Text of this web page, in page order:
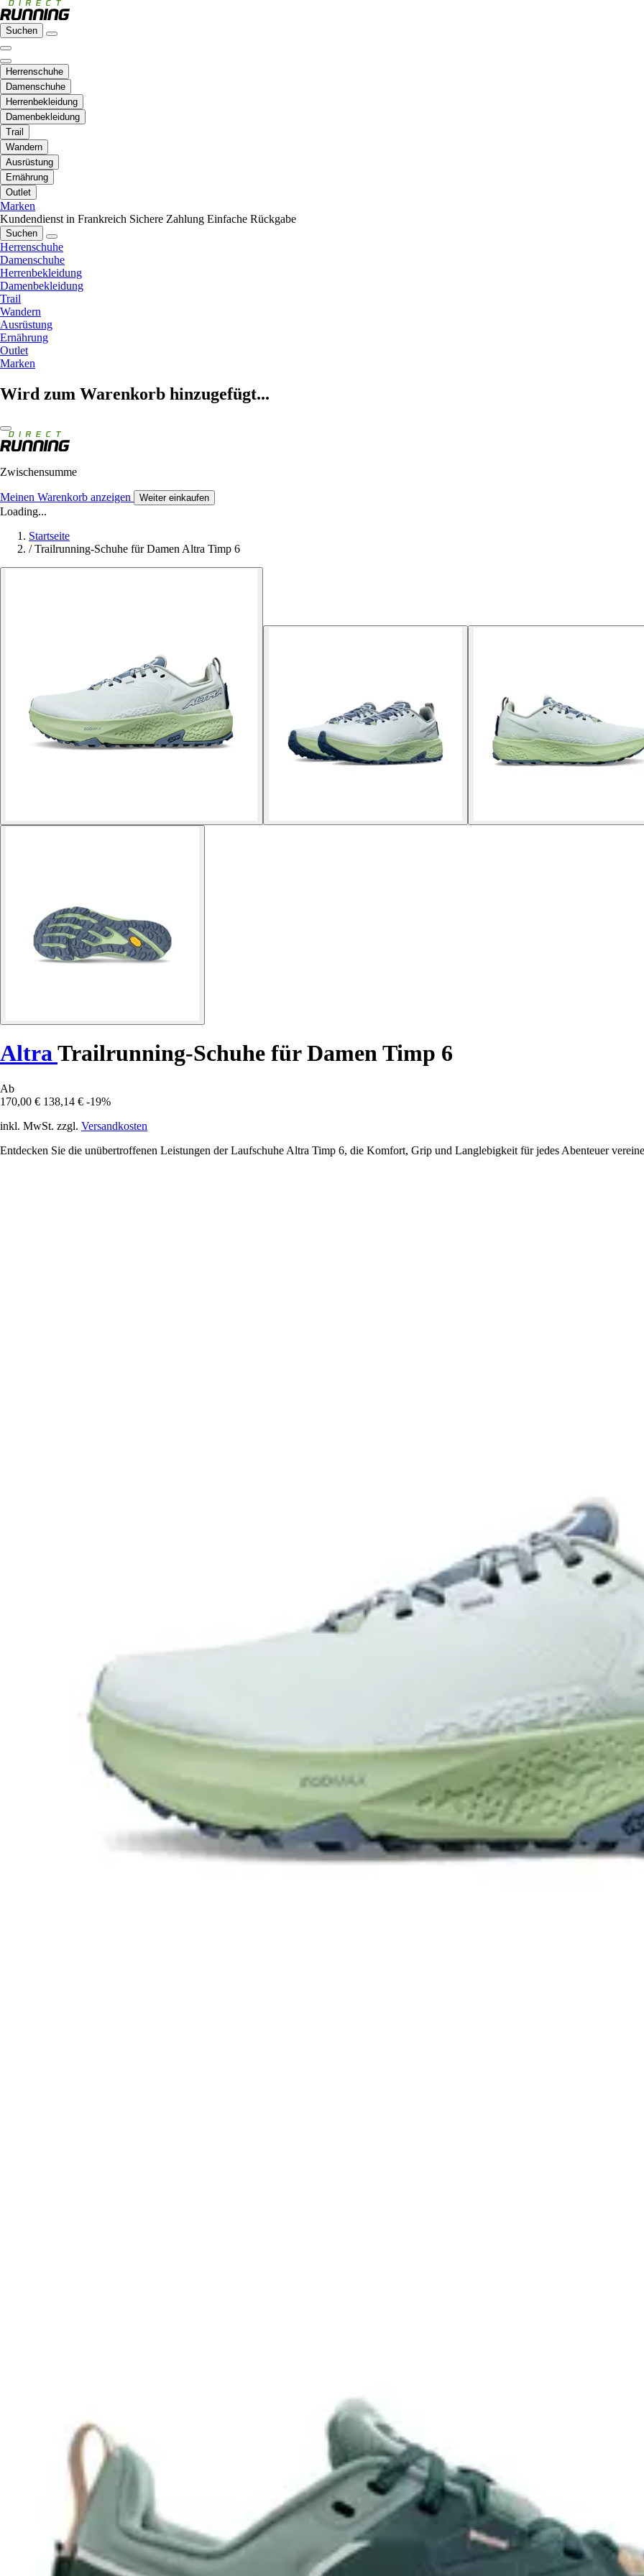
Suchen
Herrenschuhe
Damenschuhe
Herrenbekleidung
Damenbekleidung
Trail
Wandern
Ausrüstung
Ernährung
Outlet
Marken
Kundendienst in Frankreich Sichere Zahlung Einfache Rückgabe
Suchen
Herrenschuhe
Damenschuhe
Herrenbekleidung
Damenbekleidung
Trail
Wandern
Ausrüstung
Ernährung
Outlet
Marken
Wird zum Warenkorb hinzugefügt...
Zwischensumme
Meinen Warenkorb anzeigen Weiter einkaufen
Loading...
Startseite
/ Trailrunning-Schuhe für Damen Altra Timp 6
Altra Trailrunning-Schuhe für Damen Timp 6
Ab
170,00 € 138,14 € -19%
inkl. MwSt. zzgl. Versandkosten
Entdecken Sie die unübertroffenen Leistungen der Laufschuhe Altra Timp 6, die Komfort, Grip und Langlebigkeit für jedes Abenteuer